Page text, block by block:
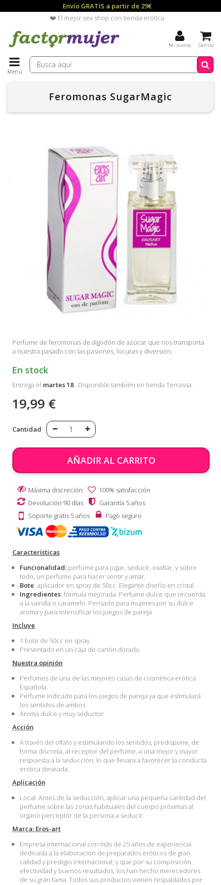
Envío GRATIS a partir de 29€
❤️ El mejor sex shop con tienda erótica
Carrito
Mi cuenta
Menú
Feromonas SugarMagic
Perfume de feromonas de algodón de azúcar que nos transporta
a nuestra pasado con las pasiones, locuras y diversión.
En stock
Entrega el martes 18 . Disponible también en tienda Terrassa.
19,99 €
Cantidad
AÑADIR AL CARRITO
Máxima discreción
100% satisfacción
Devolución 90 días
Garantía 5 años
Soporte gratis 5 años
Pago seguro
Características
Funcionalidad: perfume para jugar, seducir, exaltar, y sobre
todo, un perfume para hacer sentir y amar.
Bote: aplicador en spray de 50cc. Elegante diseño en cristal
Ingredientes: fórmula mejorada. Perfume dulce que recuerda
a la vainilla o caramelo. Pensado para mujeres por su dulce
aroma y para intensificar los juegos de pareja
Incluye
1 bote de 50cc en spray
Presentado en un caja de cartón dorado.
Nuestra opinión
Perfumes de una de las mejores casas de cosmética erótica
Española.
Perfume indicado para los juegos de pareja ya que estimulará
los sentidos de ambos
Aroma dulce y muy seductor
Acción
A través del olfato y estimulando los sentidos, predispone, de
forma discreta, al receptor del perfume, a una mejor y mayor
respuesta a la seducción, lo que llevara a favorecer la conducta
erótica deseada.
Aplicación
Local. Antes de la seducción, aplicar una pequeña cantidad del
perfume sobre las zonas habituales del cuerpo próximas al
órgano perceptor de la persona a seducir.
Marca: Eros-art
Empresa internacional con más de 25 años de experiencia
dedicada a la elaboración de preparados eróticos de gran
calidad y prestigio internacional, y que por su composición,
efectividad y buenos resultados, los han hecho merecedores
de su gran fama. Todos sus productos vienen respaldados por